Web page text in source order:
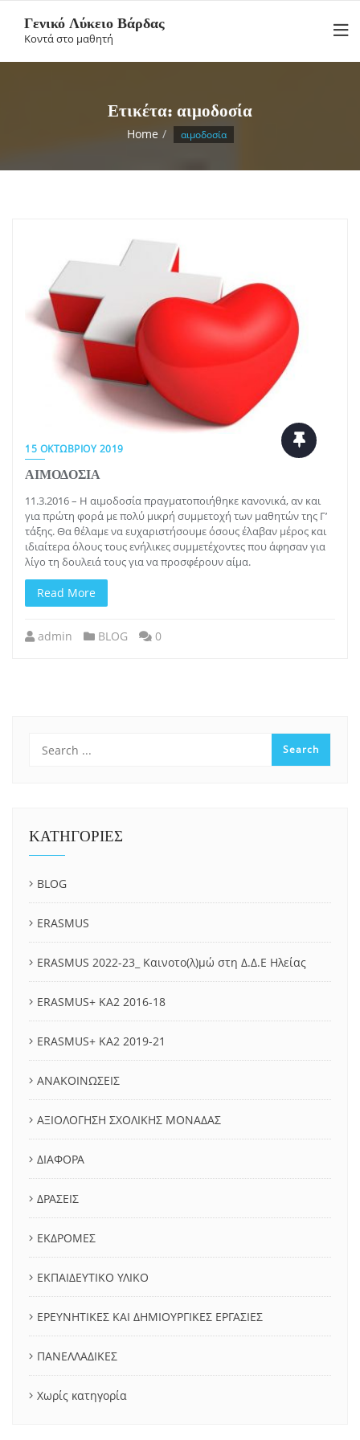
content
Γενικό Λύκειο Βάρδας
Κοντά στο μαθητή
Ετικέτα: αιμοδοσία
Home αιμοδοσία
15 ΟΚΤΩΒΡΊΟΥ 2019
ΑΙΜΟΔΟΣΙΑ
11.3.2016 – Η αιμοδοσία πραγματοποιήθηκε κανονικά, αν και
για πρώτη φορά με πολύ μικρή συμμετοχή των μαθητών της Γ’
τάξης. Θα θέλαμε να ευχαριστήσουμε όσους έλαβαν μέρος και
ιδιαίτερα όλους τους ενήλικες συμμετέχοντες που άφησαν για
λίγο τη δουλειά τους για να προσφέρουν αίμα.
Read More
admin BLOG 0
ΚΑΤΗΓΟΡΙΕΣ
BLOG
ERASMUS
ERASMUS 2022-23_ Καινοτο(λ)μώ στη Δ.Δ.Ε Ηλείας
ERASMUS+ KA2 2016-18
ERASMUS+ KA2 2019-21
ΑΝΑΚΟΙΝΩΣΕΙΣ
ΑΞΙΟΛΟΓΗΣΗ ΣΧΟΛΙΚΗΣ ΜΟΝΑΔΑΣ
ΔΙΑΦΟΡΑ
ΔΡΑΣΕΙΣ
ΕΚΔΡΟΜΕΣ
ΕΚΠΑΙΔΕΥΤΙΚΟ ΥΛΙΚΟ
ΕΡΕΥΝΗΤΙΚΕΣ ΚΑΙ ΔΗΜΙΟΥΡΓΙΚΕΣ ΕΡΓΑΣΙΕΣ
ΠΑΝΕΛΛΑΔΙΚΕΣ
Χωρίς κατηγορία